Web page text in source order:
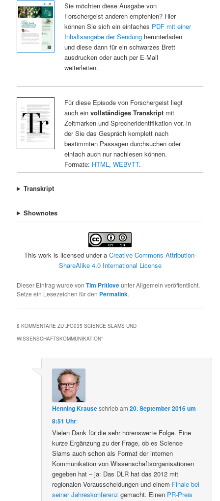
Sie möchten diese Ausgabe von
Forschergeist anderen empfehlen? Hier
können Sie sich ein einfaches PDF mit einer
Inhaltsangabe der Sendungherunterladen
und diese dann für ein schwarzes Brett
ausdrucken oder auch per E-Mail
weiterleiten.
Für diese Episode von Forschergeist liegt
auch ein vollständiges Transkriptmit
Zeitmarken und Sprecheridentifikation vor, in
der Sie das Gespräch komplett nach
bestimmten Passagen durchsuchen oder
einfach auch nur nachlesen können.
Formate: HTML , WEBVTT.
Transkript
Shownotes
This work is licensed under a Creative Commons Attribution-
ShareAlike 4.0 International License
Dieser Eintrag wurde vonTim Pritloveunter Allgemein veröffentlicht.
Setze ein Lesezeichen für den Permalink.
8 KOMMENTARE ZU „FG035 SCIENCE SLAMS UND
WISSENSCHAFTSKOMMUNIKATION“
Henning Krauseschriebam20. September 2016 um
8:51 Uhr:
Vielen Dank für die sehr hörenswerte Folge. Eine
kurze Ergänzung zu der Frage, ob es Science
Slams auch schon als Format der internen
Kommunikation von Wissenschaftsorganisationen
gegeben hat – ja: Das DLR hat das 2012 mit
regionalen Vorausscheidungen und einem Finale bei
seiner Jahreskonferenz gemacht. Einen PR-Preis